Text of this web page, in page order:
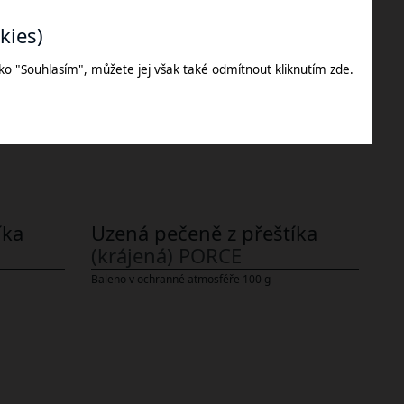
Uzená krkovice Lokál
Baleno v ochranné atmosféře 100 g
Uzená pečeně z přeštíka
(krájená) PORCE
"Souhlasím", můžete jej však také odmítnout kliknutím zde.